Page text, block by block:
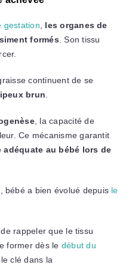
gestation, les organes de
formés. Son tissu
continuent de se
brun.
, la capacité de
Ce mécanisme garantit
au bébé lors de
, bébé a bien évolué depuis le
rappeler que le tissu
former dès le début du
clé dans la